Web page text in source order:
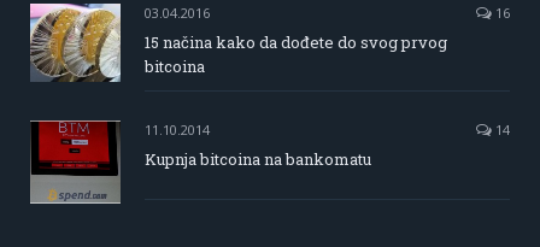
03.04.2016 16
15 načina kako da dođete do svog prvog
bitcoina
11.10.2014 14
Kupnja bitcoina na bankomatu